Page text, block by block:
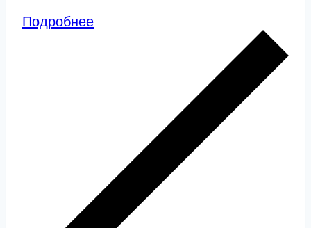
Подробнее